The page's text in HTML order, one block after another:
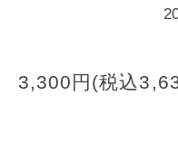
3,300円(税込